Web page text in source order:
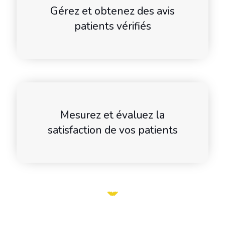
Gérez et obtenez des avis
patients vérifiés
Mesurez et évaluez la
satisfaction de vos patients